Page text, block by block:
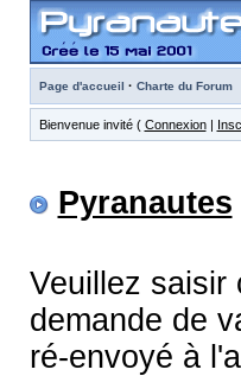
Page d'accueil · Charte du Forum
Bienvenue invité ( Connexion|
Pyranautes
Veuillez saisir
demande de
ré-envoyé à